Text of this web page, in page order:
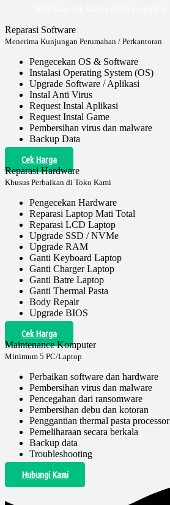
Reparasi Software
Menerima Kunjungan Perumahan / Perkantoran
Pengecekan OS & Software
Instalasi Operating System (OS)
Upgrade Software / Aplikasi
Instal Anti Virus
Request Instal Aplikasi
Request Instal Game
Pembersihan virus dan malware
Backup Data
Cek Harga
Reparasi Hardware
Khusus Perbaikan di Toko Kami
Pengecekan Hardware
Reparasi Laptop Mati Total
Reparasi LCD Laptop
Upgrade SSD / NVMe
Upgrade RAM
Ganti Keyboard Laptop
Ganti Charger Laptop
Ganti Batre Laptop
Ganti Thermal Pasta
Body Repair
Upgrade BIOS
Cek Harga
Maintenance Komputer
Minimum 5 PC/Laptop
Perbaikan software dan hardware
Pembersihan virus dan malware
Pencegahan dari ransomware
Pembersihan debu dan kotoran
Penggantian thermal pasta processor
Pemeliharaan secara berkala
Backup data
Troubleshooting
Hubungi Kami